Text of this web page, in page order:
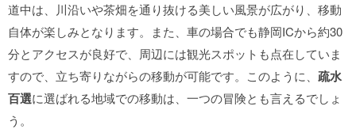
道中は、川沿いや茶畑を通り抜ける美しい風景が広がり、移動
自体が楽しみとなります。また、車の場合でも静岡ICから約30
分とアクセスが良好で、周辺には観光スポットも点在していま
すので、立ち寄りながらの移動が可能です。このように、 疏水
百選に選ばれる地域での移動は、一つの冒険とも言えるでしょ
う。